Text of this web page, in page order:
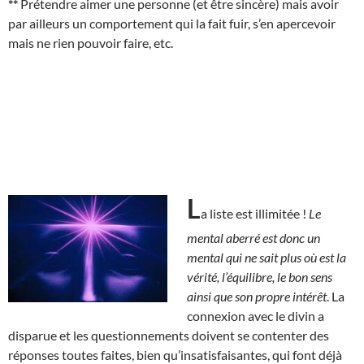
** Prétendre aimer une personne (et être sincère) mais avoir
par ailleurs un comportement qui la fait fuir, s’en apercevoir
mais ne rien pouvoir faire, etc.
La liste est illimitée ! Le
mental aberré est donc un
mental qui ne sait plus où est la
vérité, l’équilibre, le bon sens
ainsi que son propre intérêt. La
connexion avec le divin a
disparue et les questionnements doivent se contenter des
réponses toutes faites, bien qu’insatisfaisantes, qui font déjà